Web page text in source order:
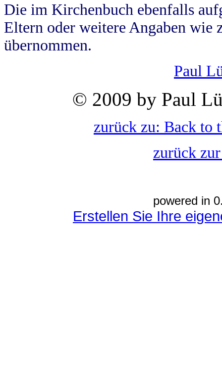
Die im Kirchenbuch ebenfalls
Eltern oder weitere Angaben wie
übernommen.
Paul
© 2009 by Paul
zurück zu: Back to
zurück
powered in
Erstellen Sie Ihre